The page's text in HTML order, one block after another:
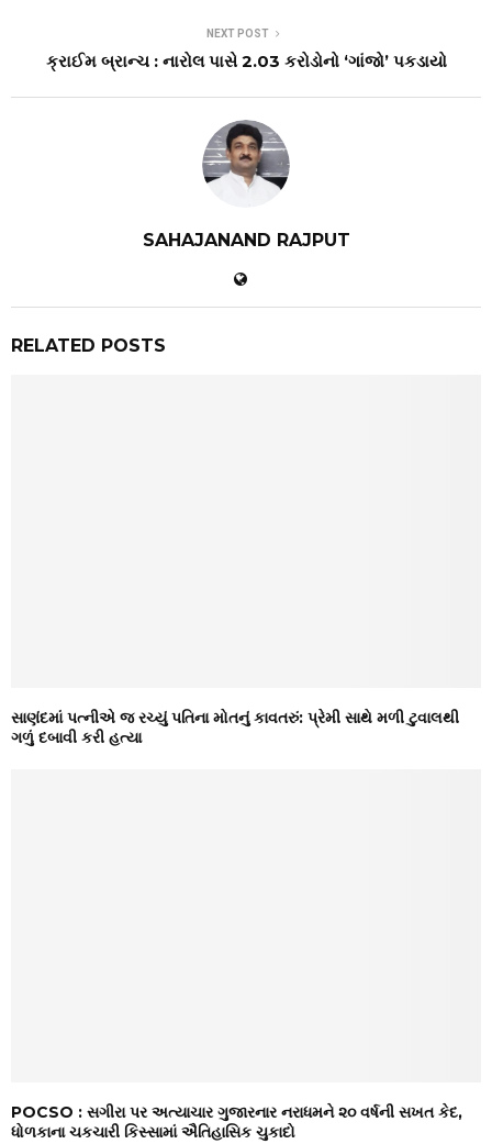
NEXT POST
ક્રાઈમ બ્રાન્ચ : નારોલ પાસે 2.03 કરોડોનો ‘ગાંજો’ પકડાયો
SAHAJANAND RAJPUT
RELATED POSTS
સાણંદમાં પત્નીએ જ રચ્યું પતિના મોતનું કાવતરું: પ્રેમી સાથે મળી ટુવાલથી
ગળું દબાવી કરી હત્યા
POCSO : સગીરા પર અત્યાચાર ગુજારનાર નરાધમને ૨૦ વર્ષની સખત કેદ,
ધોળકાના ચકચારી કિસ્સામાં ઐતિહાસિક ચુકાદો